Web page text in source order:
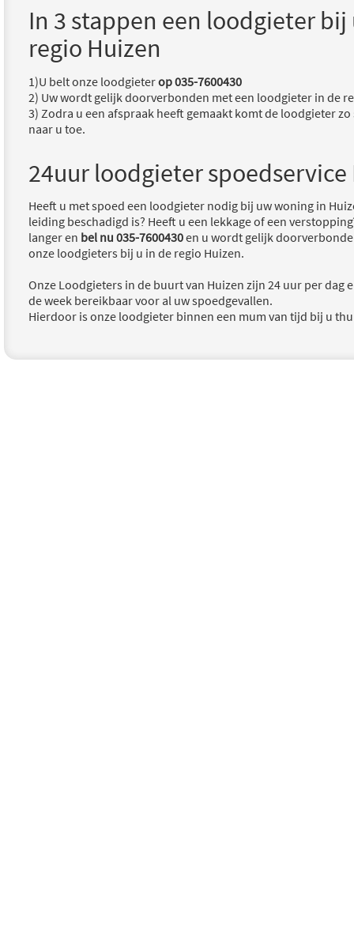
In 3 stappen een loodgieter bij
regio Huizen
1)U belt onze loodgieterop 035-7600430
2) Uw wordt gelijk doorverbonden met een loodgieter in de
3) Zodra u een afspraak heeft gemaakt komt de loodgieter
naar u toe.
24uur loodgieter spoedservice
Heeft u met spoed een loodgieter nodig bij uw woning in
leiding beschadigd is? Heeft u een lekkage of een
langer en bel nu 035-7600430en u wordt gelijk
onze loodgieters bij u in de regio Huizen.
Onze Loodgieters in de buurt van Huizen zijn 24 uur per dag
de week bereikbaar voor al uw spoedgevallen.
Hierdoor is onze loodgieter binnen een mum van tijd bij u